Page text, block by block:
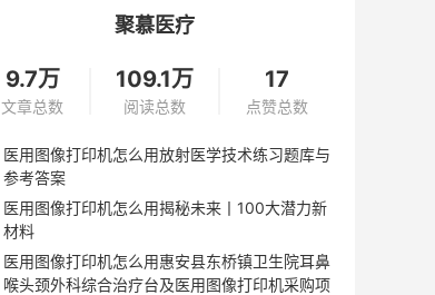
聚慕医疗
9.7万
文章总数
109.1万
阅读总数
17
点赞总数
医用图像打印机怎么用放射医学技术练习题库与
参考答案
医用图像打印机怎么用揭秘未来丨100大潜力新
材料
医用图像打印机怎么用惠安县东桥镇卫生院耳鼻
喉头颈外科综合治疗台及医用图像打印机采购项